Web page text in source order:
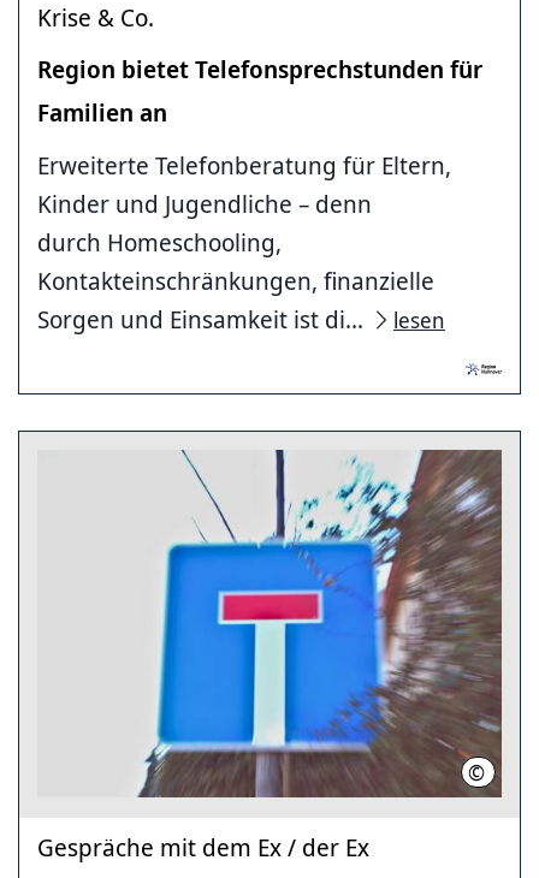
Krise & Co.
Region bietet Telefonsprechstunden für
Familien an
Erweiterte Telefonberatung für Eltern,
Kinder und Jugendliche – denn
durch Homeschooling,
Kontakteinschränkungen, finanzielle
Sorgen und Einsamkeit ist di...
lesen
©
Gespräche mit dem Ex / der Ex